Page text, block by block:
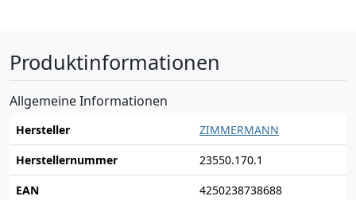
Produktinformationen
Allgemeine Informationen
Hersteller
ZIMMERMANN
Herstellernummer
23550.170.1
EAN
4250238738688